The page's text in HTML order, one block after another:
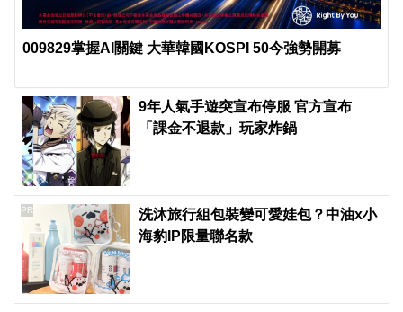
009829掌握AI關鍵 大華韓國KOSPI 50今強勢開募
9年人氣手遊突宣布停服 官方宣布
「課金不退款」玩家炸鍋
洗沐旅行組包裝變可愛娃包？中油x小
海豹IP限量聯名款
PR